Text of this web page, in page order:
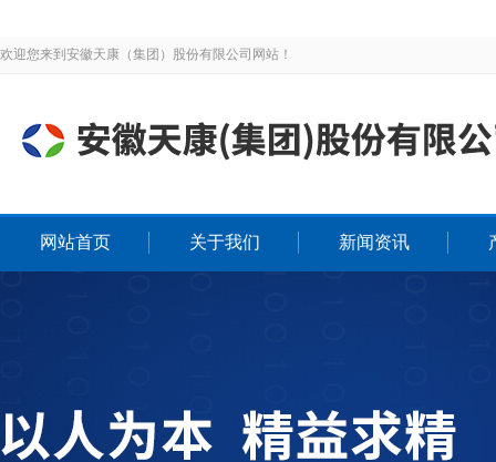
欢迎您来到安徽天康（集团）股份有限公司网站！
网站首页 关于我们 新闻资讯